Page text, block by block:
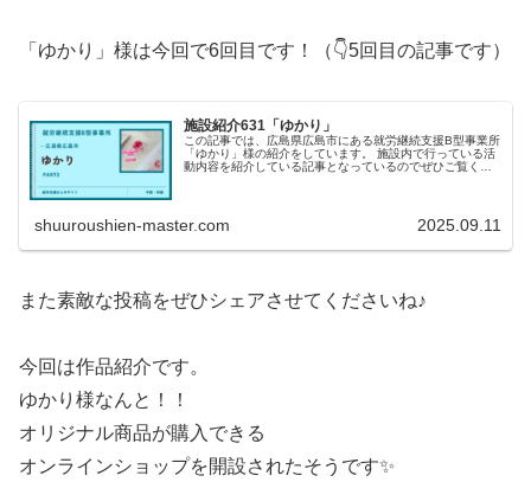
「ゆかり」様は今回で6回目です！（👇5回目の記事です）
施設紹介631「ゆかり」
この記事では、広島県広島市にある就労継続支援B型事業所
「ゆかり」様の紹介をしています。 施設内で行っている活
動内容を紹介している記事となっているのでぜひご覧くだ
shuuroushien-master.com 2025.09.11
また素敵な投稿をぜひシェアさせてくださいね♪
今回は作品紹介です。
ゆかり様なんと！！
オリジナル商品が購入できる
オンラインショップを開設されたそうです✨